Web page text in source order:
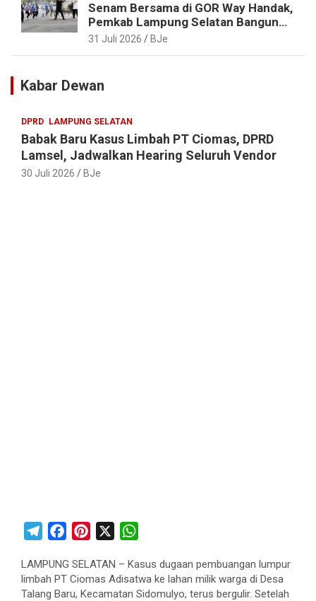
Senam Bersama di GOR Way Handak,
Pemkab Lampung Selatan Bangun
ASN Sehat, Solid dan Siap Berikan
31 Juli 2026 BJe
Kabar Dewan
DPRD LAMPUNG SELATAN
Babak Baru Kasus Limbah PT Ciomas, DPRD
Lamsel, Jadwalkan Hearing Seluruh Vendor
30 Juli 2026 BJe
l
e
c
e
n
t
a
t
LAMPUNG SELATAN – Kasus dugaan pembuangan lumpur
limbah PT Ciomas Adisatwa ke lahan milik warga di Desa
Talang Baru, Kecamatan Sidomulyo, terus bergulir. Setelah